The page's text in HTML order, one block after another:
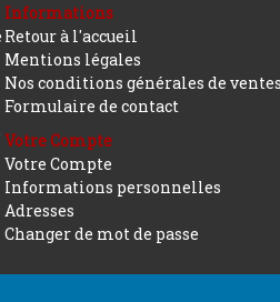
Informations
Retour à l'accueil
Mentions légales
Nos conditions générales de ventes
Formulaire de contact
Votre Compte
Votre Compte
Informations personnelles
Adresses
Changer de mot de passe